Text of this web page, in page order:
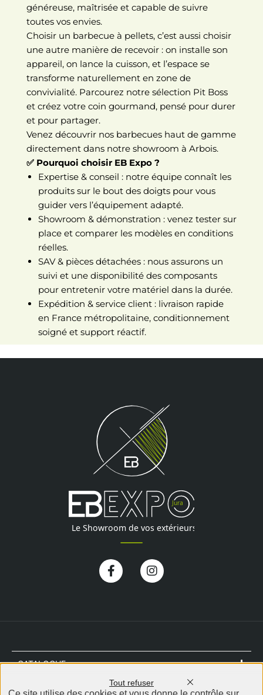
généreuse, maîtrisée et capable de suivre
toutes vos envies.
Choisir un barbecue à pellets, c’est aussi choisir
une autre manière de recevoir : on installe son
appareil, on lance la cuisson, et l’espace se
transforme naturellement en zone de
convivialité. Parcourez notre sélection Pit Boss
et créez votre coin gourmand, pensé pour durer
et pour partager.
Venez découvrir nos barbecues haut de gamme
directement dans notre showroom à Arbois.
✅ Pourquoi choisir EB Expo ?
Expertise & conseil : notre équipe connaît les
produits sur le bout des doigts pour vous
guider vers l’équipement adapté.
Showroom & démonstration : venez tester sur
place et comparer les modèles en conditions
réelles.
SAV & pièces détachées : nous assurons un
suivi et une disponibilité des composants
pour entretenir votre matériel dans la durée.
Expédition & service client : livraison rapide
en France métropolitaine, conditionnement
soigné et support réactif.
Facebook-
f
Instagram
CATALOGUE
NOTRE MAGASIN
Tout refuser